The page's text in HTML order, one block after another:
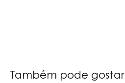
Também pode gostar